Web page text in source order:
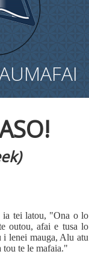
!
ia tei latou, "Ona o lo
outou, afai e tusa lo
i lenei mauga, Alu atu
tou te le mafaia."